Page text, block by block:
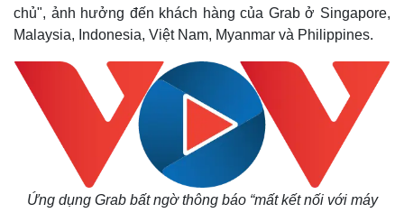
chủ", ảnh hưởng đến khách hàng của Grab ở Singapore,
Malaysia, Indonesia, Việt Nam, Myanmar và Philippines.
Ứng dụng Grab bất ngờ thông báo “mất kết nối với máy